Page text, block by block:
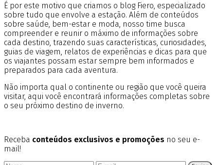
É por este motivo que criamos o blog Fiero, especializado
sobre tudo que envolve a estação. Além de conteúdos
sobre saúde, bem-estar e moda, nosso time busca
compreender e reunir o máximo de informações sobre
cada destino, trazendo suas características, curiosidades,
guias de viagem, relatos de experiências e dicas para que
os viajantes possam estar sempre bem informados e
preparados para cada aventura.
Não importa qual o continente ou região que você queira
visitar, aqui você encontrará informações completas sobre
o seu próximo destino de inverno.
Receba conteúdos exclusivos e promoções no seu e-
mail!